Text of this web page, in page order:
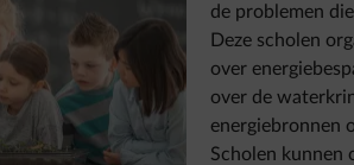
de problemen
Deze scholen
over
over de
energiebronnen
Scholen kunnen